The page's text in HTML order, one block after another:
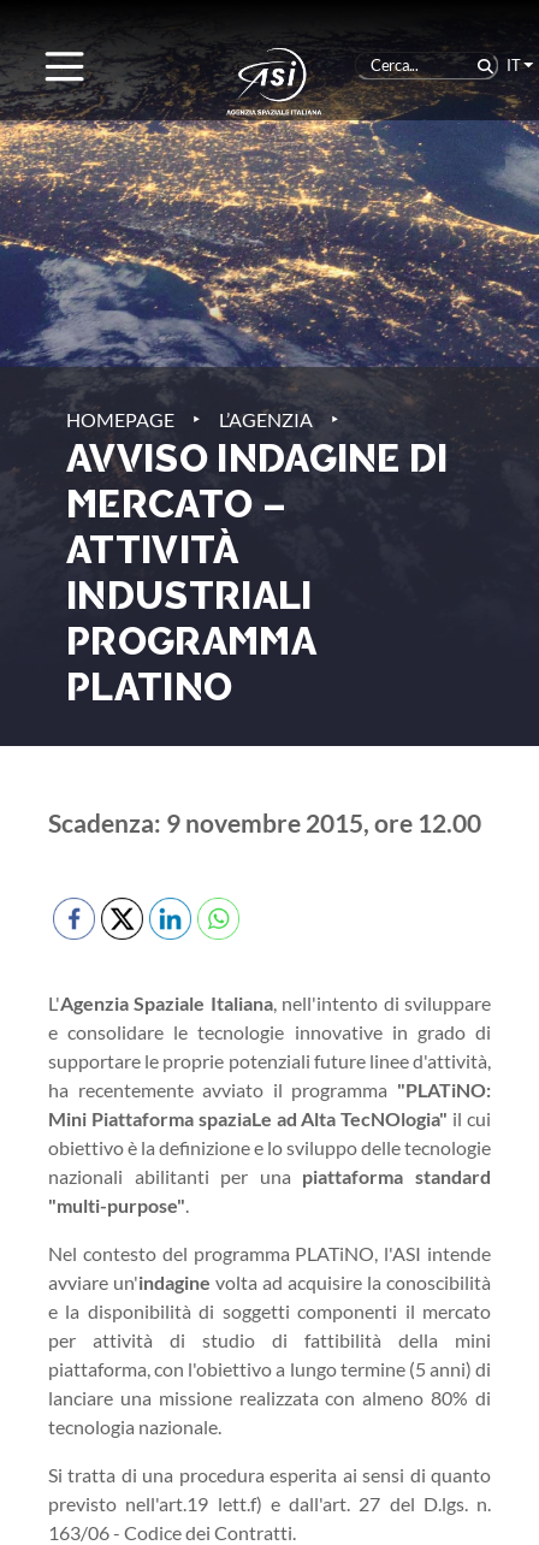
IT
HOMEPAGE ‣ L’AGENZIA ‣
AVVISO INDAGINE DI
MERCATO –
ATTIVITÀ
INDUSTRIALI
PROGRAMMA
PLATINO
Scadenza: 9 novembre 2015, ore 12.00
L'Agenzia Spaziale Italiana, nell'intento di sviluppare
e consolidare le tecnologie innovative in grado di
supportare le proprie potenziali future linee d'attività,
ha recentemente avviato il programma "PLATiNO:
Mini Piattaforma spaziaLe ad Alta TecNOlogia" il cui
obiettivo è la definizione e lo sviluppo delle tecnologie
nazionali abilitanti per una piattaforma standard
"multi-purpose".
Nel contesto del programma PLATiNO, l'ASI intende
avviare un'indagine volta ad acquisire la conoscibilità
e la disponibilità di soggetti componenti il mercato
per attività di studio di fattibilità della mini
piattaforma, con l'obiettivo a lungo termine (5 anni) di
lanciare una missione realizzata con almeno 80% di
tecnologia nazionale.
Si tratta di una procedura esperita ai sensi di quanto
previsto nell'art.19 lett.f) e dall'art. 27 del D.lgs. n.
163/06 - Codice dei Contratti.